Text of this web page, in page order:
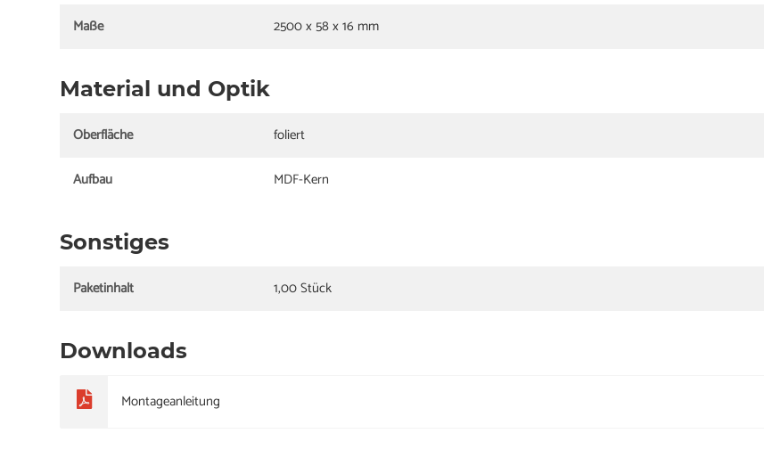
Maße
2500 x 58 x 16 mm
Material und Optik
Oberfläche
foliert
Aufbau
MDF-Kern
Sonstiges
Paketinhalt 1,00 Stück
Downloads
Montageanleitung